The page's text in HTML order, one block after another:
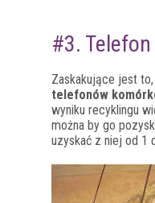
#3.
Zaskakujące jest
telefonów
wyniku recyklingu
można by go
uzyskać z niej od 1